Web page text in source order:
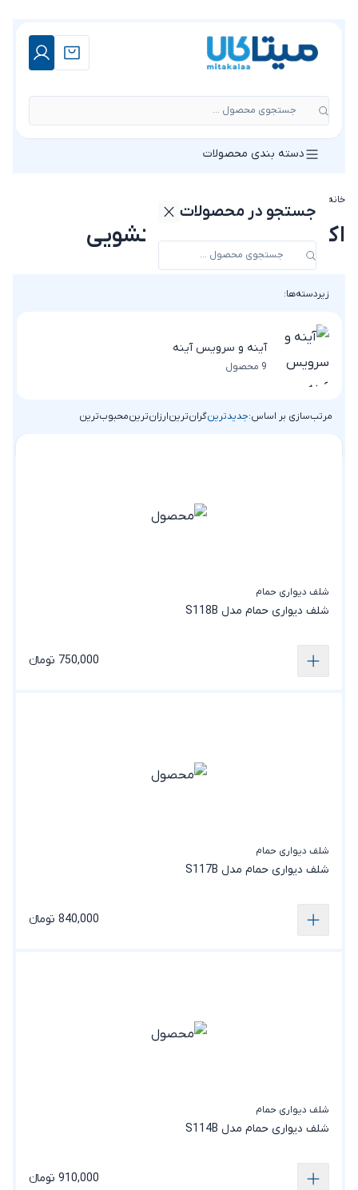
جستجوی محصول ...
جستجو در محصولات
دسته بندی محصولات
خانه
اکسسوری حمام و دستشویی
زیردسته‌ها:
آینه و سرویس آینه
9 محصول
مرتب‌سازی بر اساس:جدیدترینگران‌ترینارزان‌ترینمحبوب‌ترین
شلف دیواری حمام
شلف دیواری حمام مدل S118B
750,000 تومانء
شلف دیواری حمام
شلف دیواری حمام مدل S117B
840,000 تومانء
شلف دیواری حمام
شلف دیواری حمام مدل S114B
910,000 تومانء